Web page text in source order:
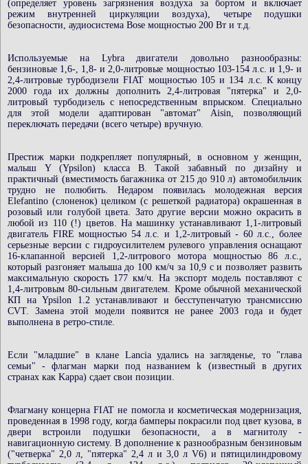
(определяет уровень загрязнения воздуха за бортом и включает
режим внутренней циркуляции воздуха), четыре подушки
безопасности, аудиосистема Bose мощностью 200 Вт и т.д.
Используемые на Lybra двигатели довольно разнообразны:
бензиновые 1,6-, 1,8- и 2,0-литровые мощностью 103-154 л.с. и 1,9- и
2,4-литровые турбодизели FIAT мощностью 105 и 134 л.с. К концу
2000 года их должны дополнить 2,4-литровая "пятерка" и 2,0-
литровый турбодизель с непосредственным впрыском. Специально
для этой модели адаптирован "автомат" Aisin, позволяющий
переключать передачи (всего четыре) вручную.
Престиж марки подкрепляет популярный, в основном у женщин,
малыш Y (Ypsilon) класса В. Такой забавный по дизайну и
практичный (вместимость багажника от 215 до 910 л) автомобильчик
трудно не полюбить. Недаром появилась молодежная версия
Elefantino (слоненок) целиком (с решеткой радиатора) окрашенная в
розовый или голубой цвета. Зато другие версии можно окрасить в
любой из 110 (!) цветов. На машинку устанавливают 1,1-литровый
двигатель FIRE мощностью 54 л.с. и 1,2-литровый - 60 л.с., более
серьезные версии с гидроусилителем рулевого управления оснащают
16-клапанной версией 1,2-литрового мотора мощностью 86 л.с.,
который разгоняет малыша до 100 км/ч за 10,9 с и позволяет развить
максимальную скорость 177 км/ч. На экспорт модель поставляют с
1,4-литровым 80-сильным двигателем. Кроме обычной механической
КП на Ypsilon 1.2 устанавливают и бесступенчатую трансмиссию
CVT. Замена этой модели появится не ранее 2003 года и будет
выполнена в ретро-стиле.
Если "младшие" в клане Lancia удались на загляденье, то "глава
семьи" - флагман марки под названием k (известный в других
странах как Kappa) сдает свои позиции.
Флагману концерна FIAT не помогла и косметическая модернизация,
проведенная в 1998 году, когда бамперы покрасили под цвет кузова, в
двери встроили подушки безопасности, а в магнитолу -
навигационную систему. В дополнение к разнообразным бензиновым
("четверка" 2,0 л, "пятерка" 2,4 л и 3,0 л V6) и пятицилиндровому